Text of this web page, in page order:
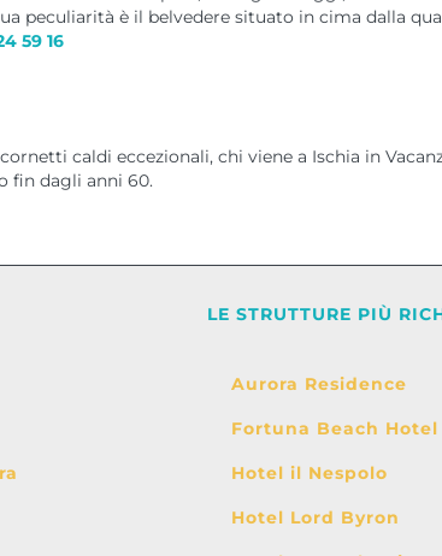
peculiarità è il belvedere situato in cima dalla
59 16
caldi eccezionali, chi viene a Ischia in
fin dagli anni 60.
LE STRUTTURE PIÙ
Aurora Residence
Fortuna Beach Hotel
Hotel il Nespolo
Hotel Lord Byron